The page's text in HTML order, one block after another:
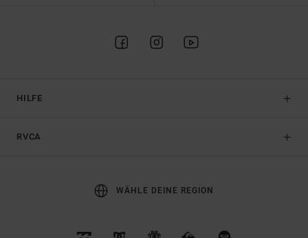
HILFE
RVCA
WÄHLE DEINE REGION